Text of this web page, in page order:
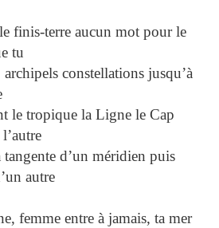
finis-terre aucun mot pour le
tu
constellations jusqu’à
le tropique la Ligne le Cap
d’un méridien puis
autre
femme entre à jamais, ta mer